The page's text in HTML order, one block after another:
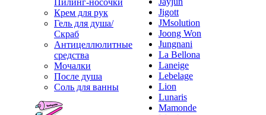
Пилинг-носочки
Крем для рук
Гель для душа/
Скраб
Антицеллюлитные
средства
Мочалки
После душа
Соль для ванны
Jigott
JMsolution
Joong Won
Jungnani
La Bellona
Laneige
Lebelage
Lion
Lunaris
Mamonde